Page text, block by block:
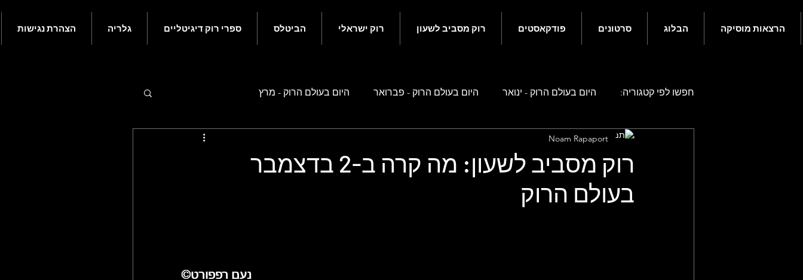
הרצאות מוסיקה הבלוג סרטונים פודקאסטים רוק מסביב לשעון רוק ישראלי הביטלס ספרי רוק דיגיטליים גלריה הצהרת נגישות
חפשו לפי קטגוריה: היום בעולם הרוק - ינואר היום בעולם הרוק - פברואר היום בעולם הרוק - מרץ
היום בעולם הרוק - אפריל
היום בעולם הרוק - אוגוסט היום בעולם הרוק - ספטמבר
רוק מסביב לשעון: מה קרה ב-2 בדצמבר
בעולם הרוק
Noam Rapaport
©נעם רפפורט
©נעם רפפורט